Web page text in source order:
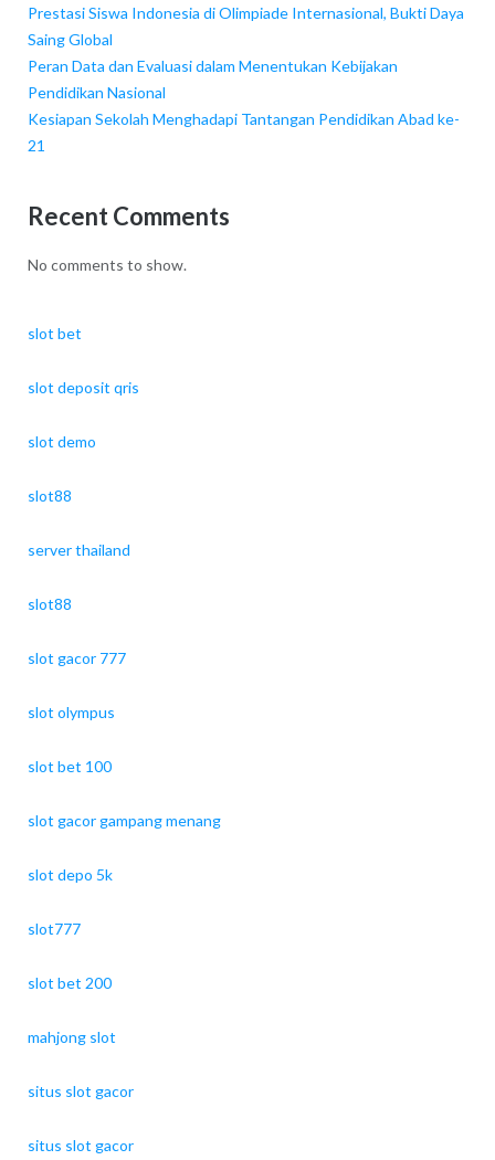
Prestasi Siswa Indonesia di Olimpiade Internasional, Bukti Daya
Saing Global
Peran Data dan Evaluasi dalam Menentukan Kebijakan
Pendidikan Nasional
Kesiapan Sekolah Menghadapi Tantangan Pendidikan Abad ke-
21
Recent Comments
No comments to show.
slot bet
slot deposit qris
slot demo
slot88
server thailand
slot88
slot gacor 777
slot olympus
slot bet 100
slot gacor gampang menang
slot depo 5k
slot777
slot bet 200
mahjong slot
situs slot gacor
situs slot gacor